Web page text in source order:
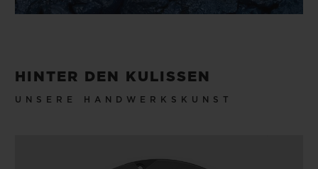
HINTER DEN KULISSEN
UNSERE HANDWERKSKUNST